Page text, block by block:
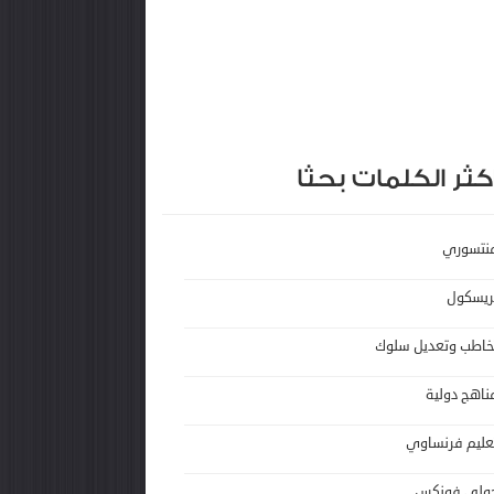
الكلمات بحثا
وتعديل سلوك
دولية
فرنساوي